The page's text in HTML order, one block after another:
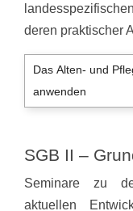
deren praktischer
Das Alten- und
anwenden
SGB II –
Seminare zu
aktuellen